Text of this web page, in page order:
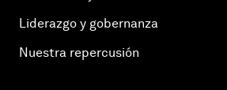
Liderazgo y gobernanza
Nuestra repercusión